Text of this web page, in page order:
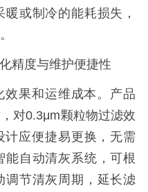
或制冷的能耗损失，
精度与维护便捷性
果和运维成本。产品
对0.3μm颗粒物过滤效
计应便捷易更换，无需
能自动清灰系统，可根
调节清灰周期，延长滤